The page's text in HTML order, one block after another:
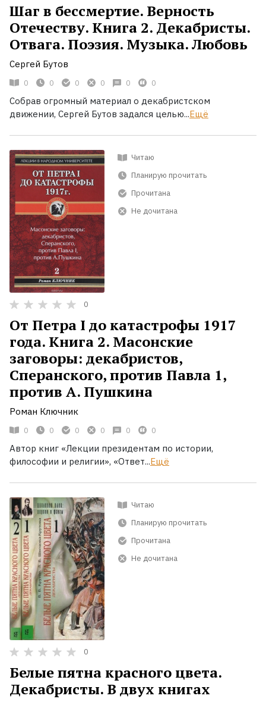
Шаг в бессмертие. Верность
Отечеству. Книга 2. Декабристы.
Отвага. Поэзия. Музыка. Любовь
Сергей Бутов
0 0 0 0 0 0
Собрав огромный материал о декабристском
движении, Сергей Бутов задался целью...Ещё
Читаю
Планирую прочитать
Прочитана
Не дочитана
0
От Петра I до катастрофы 1917
года. Книга 2. Масонские
заговоры: декабристов,
Сперанского, против Павла 1,
против А. Пушкина
Роман Ключник
0 0 0 0 0 0
Автор книг «Лекции президентам по истории,
философии и религии», «Ответ...Ещё
Читаю
Планирую прочитать
Прочитана
Не дочитана
0
Белые пятна красного цвета.
Декабристы. В двух книгах